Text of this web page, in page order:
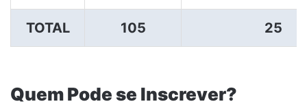
TOTAL 105 25
Quem Pode se Inscrever?